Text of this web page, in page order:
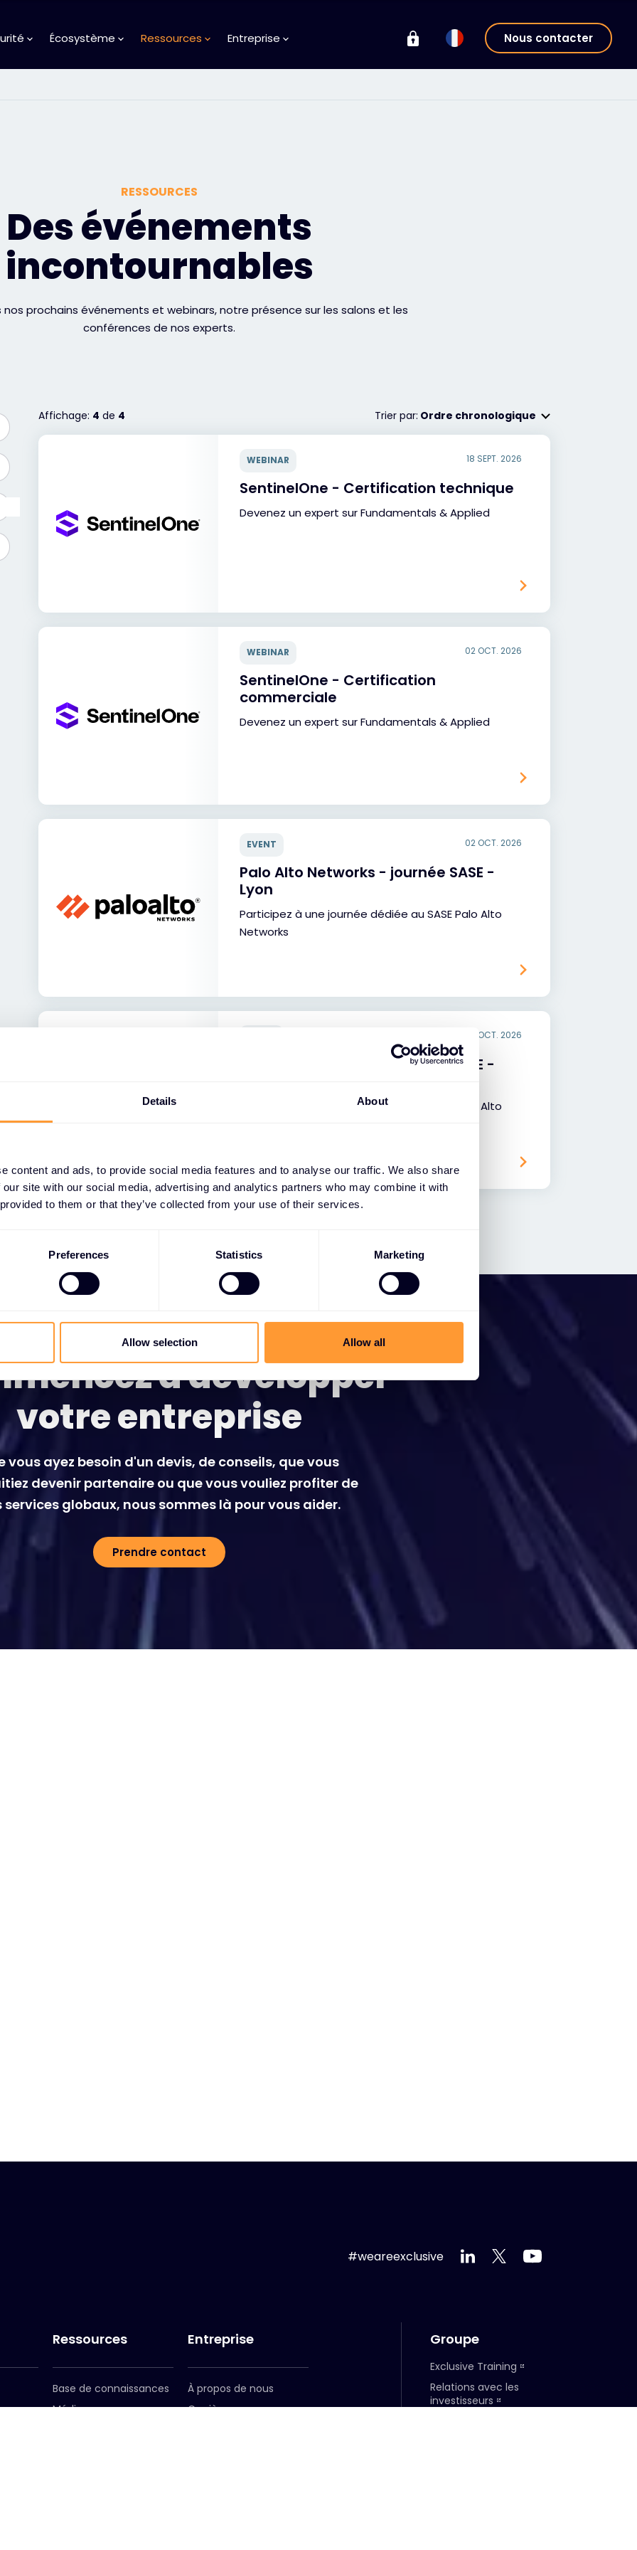
Details About
content and ads, to provide social media features and to analyse our traffic. We also share
site with our social media, advertising and analytics partners who may combine it with
to them or that they’ve collected from your use of their services.
Preferences Statistics Marketing
Allow selection Allow all
Écosystème Ressources Entreprise Nous contacter
RESSOURCES
Des événements
incontournables
nos prochains événements et webinars, notre présence sur les salons et les
conférences de nos experts.
Affichage: 4 de 4 Trier par: Ordre chronologique
WEBINAR 18 SEPT. 2026
SentinelOne - Certification technique
Devenez un expert sur Fundamentals & Applied
WEBINAR 02 OCT. 2026
SentinelOne - Certification
commerciale
Devenez un expert sur Fundamentals & Applied
EVENT 02 OCT. 2026
Palo Alto Networks - journée SASE -
Lyon
Participez à une journée dédiée au SASE Palo Alto
Networks
15 OCT. 2026
Palo Alto Networks - journée SASE -
Participez à une journée dédiée au SASE Palo Alto
à développer
votre entreprise
vous ayez besoin d'un devis, de conseils, que vous
devenir partenaire ou que vous vouliez profiter de
services globaux, nous sommes là pour vous aider.
Prendre contact
#weareexclusive
Ressources
Base de connaissances
Médias
Entreprise
À propos de nous
Carrières
Groupe